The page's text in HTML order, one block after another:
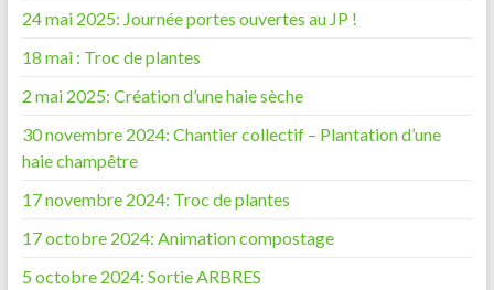
24 mai 2025: Journée portes ouvertes au JP !
18 mai : Troc de plantes
2 mai 2025: Création d’une haie sèche
30 novembre 2024: Chantier collectif – Plantation d’une
haie champêtre
17 novembre 2024: Troc de plantes
17 octobre 2024: Animation compostage
5 octobre 2024: Sortie ARBRES